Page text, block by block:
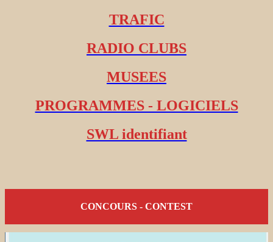
TRAFIC
RADIO CLUBS
MUSEES
PROGRAMMES - LOGICIELS
SWL identifiant
CONCOURS - CONTEST